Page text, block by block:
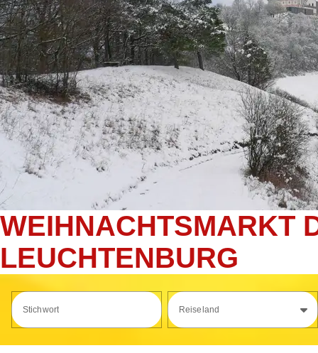
WEIHNACHTSMARKT
LEUCHTENBURG
Stichwort Reiseland